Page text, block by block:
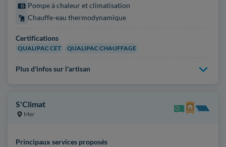
Pompe à chaleur et climatisation
Chauffe-eau thermodynamique
Certifications
QUALIPAC CET QUALIPAC CHAUFFAGE
Plus d'infos sur l'artisan
S'Climat
Mer
Principaux services proposés